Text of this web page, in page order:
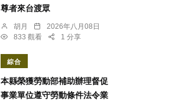
尊者來台渡眾
胡月
2026年八月08日
833 觀看
1 分享
綜合
本縣榮獲勞動部補助辦理督促
事業單位遵守勞動條件法令業